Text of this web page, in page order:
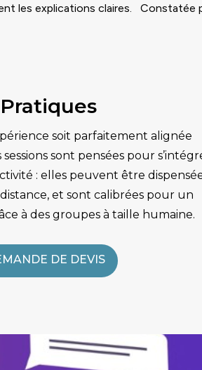
les explications claires. Constatée
soit parfaitement alignée
sessions sont pensées pour
: elles peuvent être
et sont calibrées pour un
à des groupes à taille humaine.
DE DEVIS